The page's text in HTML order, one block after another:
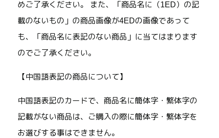
めご了承ください。 また、「商品名に（1ED）の記
載のないもの」の商品画像が4EDの画像であって
も、「商品名に表記のない商品」に当てはまります
のでご了承ください。
【中国語表記の商品について】
中国語表記のカードで、商品名に簡体字・繁体字の
記載がない商品は、ご購入の際に簡体字・繁体字を
お選びする事はできません。